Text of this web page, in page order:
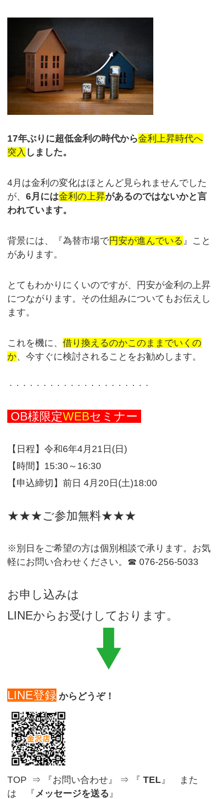
17年ぶりに超低金利の時代から金利上昇時代へ
突入 しました。
4月は金利の変化はほとんど見られませんでした
が、 6月には金利の上昇があるのではないかと言
われています。
背景には、『為替市場で円安が進んでいる』こと
があります。
とてもわかりにくいのですが、
円安が金利の上昇
につながります。その仕組みについてもお伝えし
ます。
これを機に、 借り換えるのかこのままでいくの
か、 今すぐに検討されることをお勧めします。
・・・・・・・・・・・・・・・・・・・・・
OB様限定WEBセミナー
【日程】令和6年4月21日(日)
【時間】15:30～16:30
【申込締切】前日 4月20日(土)18:00
★★★ご参加無料★★★
※別日をご希望の方は個別相談で承ります。お気
軽にお問い合わせください。☎ 076-256-5033
お申し込みは
LINEからお受けしております。
LINE登録 からどうぞ！
TOP ⇒ 『お問い合わせ』 ⇒ 『 TEL 』 また
は 『 メッセージを送る 』